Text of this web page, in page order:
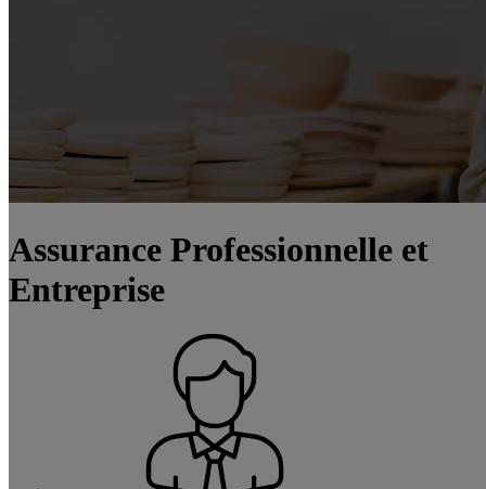
Assurance Professionnelle et
Entreprise